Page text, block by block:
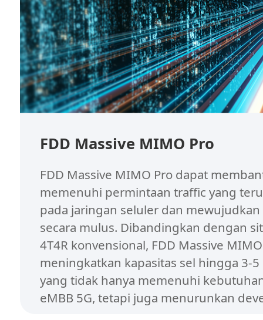
FDD Massive MIMO Pro
FDD Massive MIMO Pro dapat
memenuhi permintaan traffic yang
pada jaringan seluler dan mewujudkan
secara mulus. Dibandingkan dengan
4T4R konvensional, FDD Massive
meningkatkan kapasitas sel hingga 3-5
yang tidak hanya memenuhi
eMBB 5G, tetapi juga menurunkan